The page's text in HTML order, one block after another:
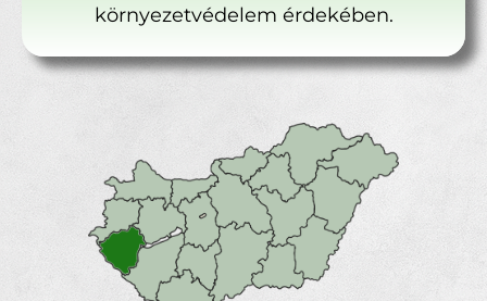
környezetvédelem érdekében.